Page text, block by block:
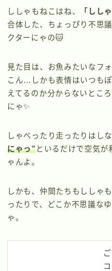
ししゃもねこはね、 「しし
合体した、ちょっぴり不思
クターにゃの🐱
見た目は、お魚みたいなフ
こん…しかも表情はいつも
えてるのか分からないとこ
にゃ✨
しゃべったり走ったりはし
にゃっ”といるだけで空気
ゃんよ。
しかも、仲間たちもししゃ
ったりで、どこか不思議な
ゃ。